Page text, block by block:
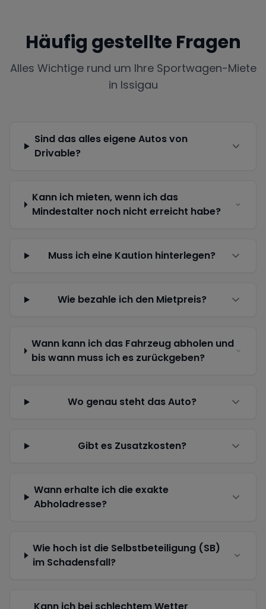
Häufig gestellte Fragen
Alles Wichtige rund um Ihre Sportwagen-Miete
in Issigau
Sind das alles eigene Autos von
Drivable?
Kann ich mieten, wenn ich das
Mindestalter noch nicht erreicht habe?
Muss ich eine Kaution hinterlegen?
Wie bezahle ich den Mietpreis?
Wann kann ich das Fahrzeug abholen und
bis wann muss ich es zurückgeben?
Wo genau steht das Auto?
Gibt es Zusatzkosten?
Wann erhalte ich die exakte
Abholadresse?
Wie hoch ist die Selbstbeteiligung (SB)
im Schadensfall?